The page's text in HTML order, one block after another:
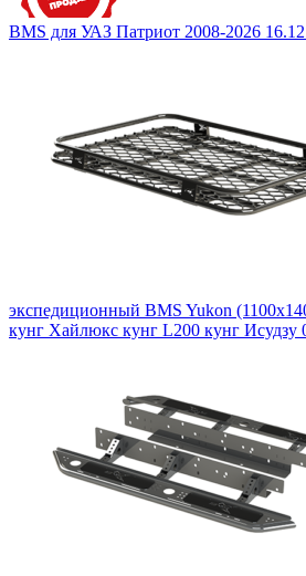
BMS для УАЗ Патриот 2008-2026
экспедиционный BMS Yukon
кунг Хайлюкс кунг L200 кунг Исудзу